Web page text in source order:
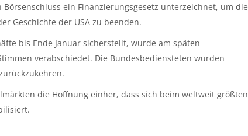
ein Finanzierungsgesetz unterzeichnet, um die
Geschichte der USA zu beenden.
bis Ende Januar sicherstellt, wurde am späten
verabschiedet. Die Bundesbediensteten wurden
die Hoffnung einher, dass sich beim weltweit größten